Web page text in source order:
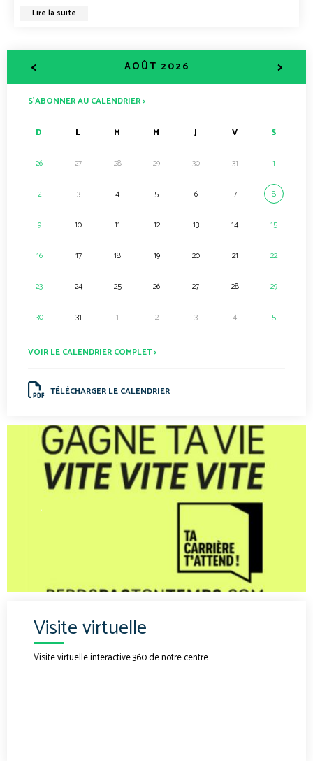
Lire la suite
< AOÛT 2026 >
S’ABONNER AU CALENDRIER >
D L M M J V S
26 27 28 29 30 31 1
2 3 4 5 6 7 8
9 10 11 12 13 14 15
16 17 18 19 20 21 22
23 24 25 26 27 28 29
30 31 1 2 3 4 5
VOIR LE CALENDRIER COMPLET >
TÉLÉCHARGER LE CALENDRIER
.
Visite virtuelle
Visite virtuelle interactive 360 de notre centre.